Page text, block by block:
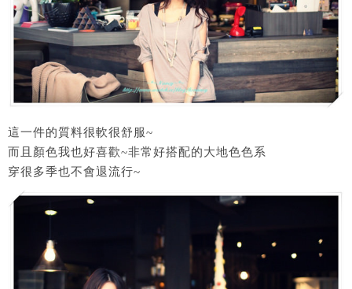
這一件的質料很軟很舒服~
而且顏色我也好喜歡~非常好搭配的大地色色系
穿很多季也不會退流行~